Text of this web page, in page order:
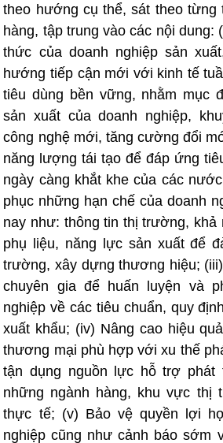
theo hướng cụ thể, sát theo từng
hàng, tập trung vào các nội dung:
thức của doanh nghiệp sản
hướng tiếp cận mới với kinh tế
tiêu dùng bền vững, nhằm mục
sản xuất của doanh nghiệp,
công nghệ mới, tăng cường đổi
năng lượng tái tạo để đáp ứng
ngày càng khắt khe của các
phục những hạn chế của doanh
nay như: thông tin thị trường, khả
phụ liệu, năng lực sản xuất để
trường, xây dựng thương hiệu;
chuyên gia để huấn luyện và
nghiệp về các tiêu chuẩn, quy
xuất khẩu; (iv) Nâng cao hiệu
thương mại phù hợp với xu thế
tận dụng nguồn lực hỗ trợ
những ngành hàng, khu vực thị
thực tế; (v) Bảo vệ quyền lợi
nghiệp cũng như cảnh báo sớm